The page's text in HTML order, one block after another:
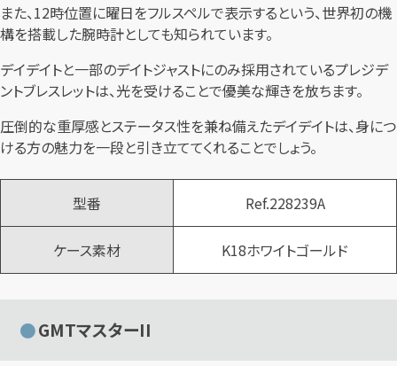
また、12時位置に曜日をフルスペルで表示するという、世界初の機
構を搭載した腕時計としても知られています。
デイデイトと一部のデイトジャストにのみ採用されているプレジデ
ントブレスレットは、光を受けることで優美な輝きを放ちます。
圧倒的な重厚感とステータス性を兼ね備えたデイデイトは、身につ
ける方の魅力を一段と引き立ててくれることでしょう。
型番 Ref.228239A
ケース素材 K18ホワイトゴールド
GMTマスターII